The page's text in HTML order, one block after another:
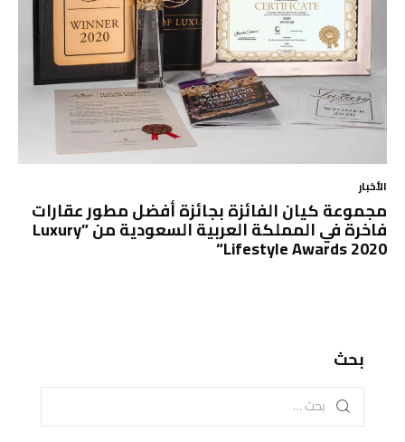
الأخبار
مجموعة كيان الفائزة بجائزة أفضل مطور عقارات
فاخرة في المملكة العربية السعودية من ”Luxury
Lifestyle Awards 2020“
بحث